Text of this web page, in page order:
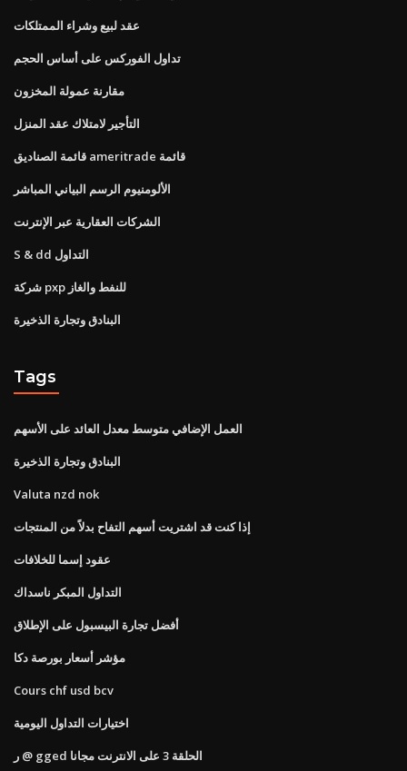
عقد لبيع وشراء الممتلكات
تداول الفوركس على أساس الحجم
مقارنة عمولة المخزون
التأجير لامتلاك عقد المنزل
قائمة الصناديق ameritrade قائمة
الألومنيوم الرسم البياني المباشر
الشركات العقارية عبر الإنترنت
S & dd التداول
شركة pxp للنفط والغاز
البنادق وتجارة الذخيرة
Tags
العمل الإضافي متوسط ​​معدل العائد على الأسهم
البنادق وتجارة الذخيرة
Valuta nzd nok
إذا كنت قد اشتريت أسهم التفاح بدلاً من المنتجات
عقود إسما للخلافات
التداول المبكر ناسداك
أفضل تجارة البيسبول على الإطلاق
مؤشر أسعار بورصة دكا
Cours chf usd bcv
اختيارات التداول اليومية
ر @ gged الحلقة 3 على الانترنت مجانا